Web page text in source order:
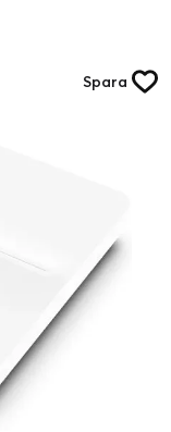
Spara